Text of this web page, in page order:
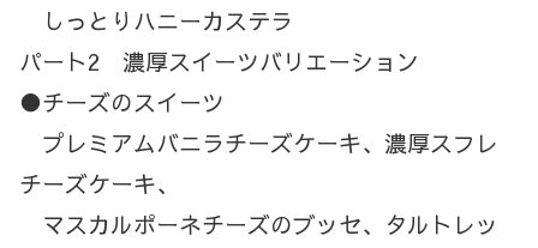
しっとりハニーカステラ
パート2 濃厚スイーツバリエーション
●チーズのスイーツ
プレミアムバニラチーズケーキ、濃厚スフレ
チーズケーキ、
マスカルポーネチーズのブッセ、タルトレッ